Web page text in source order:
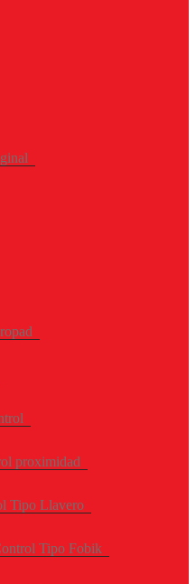
proximidad
Tipo Llavero
Tipo Fobik